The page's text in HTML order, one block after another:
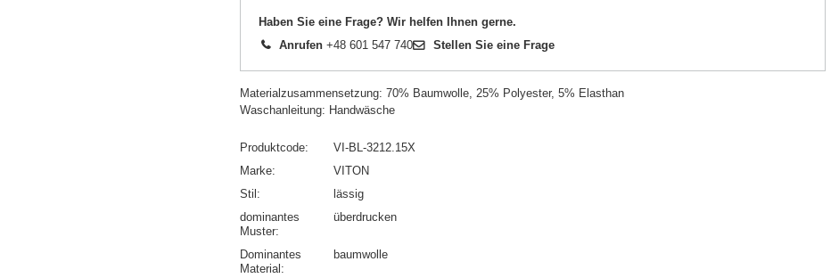
Haben Sie eine Frage? Wir helfen Ihnen gerne.
Anrufen +48 601 547 740 Stellen Sie eine Frage
Materialzusammensetzung: 70% Baumwolle, 25% Polyester, 5% Elasthan
Waschanleitung: Handwäsche
Produktcode
VI-BL-3212.15X
Marke
VITON
Stil
lässig
dominantes
Muster
überdrucken
Dominantes
Material
baumwolle